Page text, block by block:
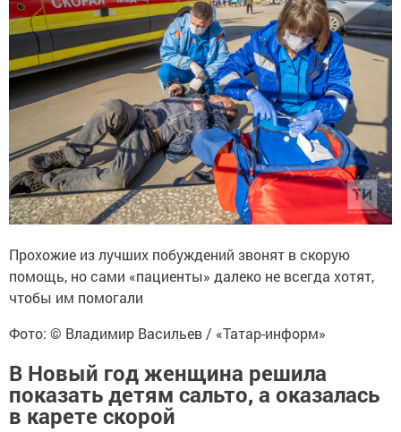
Прохожие из лучших побуждений звонят в скорую
помощь, но сами «пациенты» далеко не всегда хотят,
чтобы им помогали
Фото: © Владимир Васильев / «Татар-информ»
В Новый год женщина решила
показать детям сальто, а оказалась
в карете скорой